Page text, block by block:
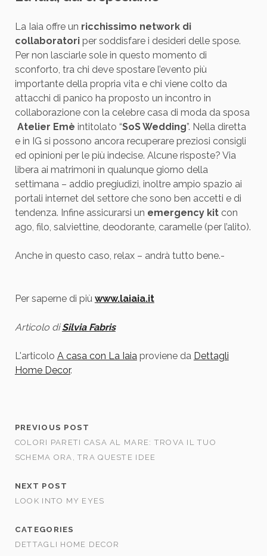
La Iaia offre un ricchissimo network di
collaboratoriper soddisfare i desideri delle spose.
Per non lasciarle sole in questo momento di
sconforto, tra chi deve spostare l’evento più
importante della propria vita e chi viene colto da
attacchi di panico ha proposto un incontro in
collaborazione con la celebre casa di moda da sposa
Atelier Emè intitolato “SoS Wedding”. Nella diretta
e in IG si possono ancora recuperare preziosi consigli
ed opinioni per le più indecise. Alcune risposte? Via
libera ai matrimoni in qualunque giorno della
settimana – addio pregiudizi, inoltre ampio spazio ai
portali internet del settore che sono ben accetti e di
tendenza. Infine assicurarsi un emergency kitcon
ago, filo, salviettine, deodorante, caramelle (per l’alito).
Anche in questo caso, relax – andrà tutto bene.-
Per saperne di più www.laiaia.it
Articolo di Silvia Fabris
L'articolo A casa con La Iaiaproviene da Dettagli
Home Decor.
PREVIOUS POST
COLORI PARETI CASA AL MARE: TROVA IL TUO
SCHEMA ORA, TRA QUESTE IDEE
NEXT POST
LOOK INTO MY EYES
CATEGORIES
DETTAGLI HOME DECOR